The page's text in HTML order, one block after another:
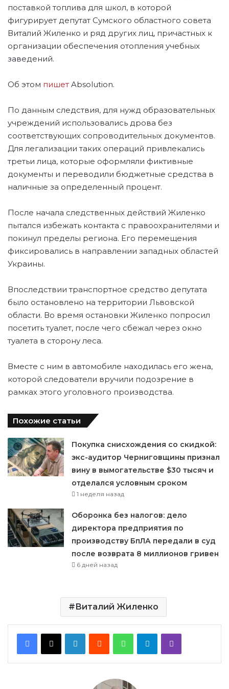
поставкой топлива для школ, в которой
фигурирует депутат Сумского областного совета
Виталий Жиленко и ряд других лиц, причастных к
организации обеспечения отопления учебных
заведений.
Об этом пишет Absolution.
По данным следствия, для нужд образовательных
учреждений использовались дрова без
соответствующих сопроводительных документов.
Для легализации таких операций привлекались
третьи лица, которые оформляли фиктивные
документы и переводили бюджетные средства в
наличные за определенный процент.
После начала следственных действий Жиленко
пытался избежать контакта с правоохранителями и
покинул пределы региона. Его перемещения
фиксировались в направлении западных областей
Украины.
Впоследствии транспортное средство депутата
было остановлено на территории Львовской
области. Во время остановки Жиленко попросил
посетить туалет, после чего сбежал через окно
туалета в сторону леса.
Вместе с ним в автомобиле находилась его жена,
которой следователи вручили подозрение в
рамках этого уголовного производства.
Похожие статьи
Покупка снисхождения со скидкой:
экс-аудитор Черниговщины признал
вину в вымогательстве $30 тысяч и
отделался условным сроком
1 неделя назад
Оборонка без налогов: дело
директора предприятия по
производству БпЛА передали в суд
после возврата 8 миллионов гривен
6 дней назад
Виталий Жиленко
LinkedIn WhatsApp Telegram